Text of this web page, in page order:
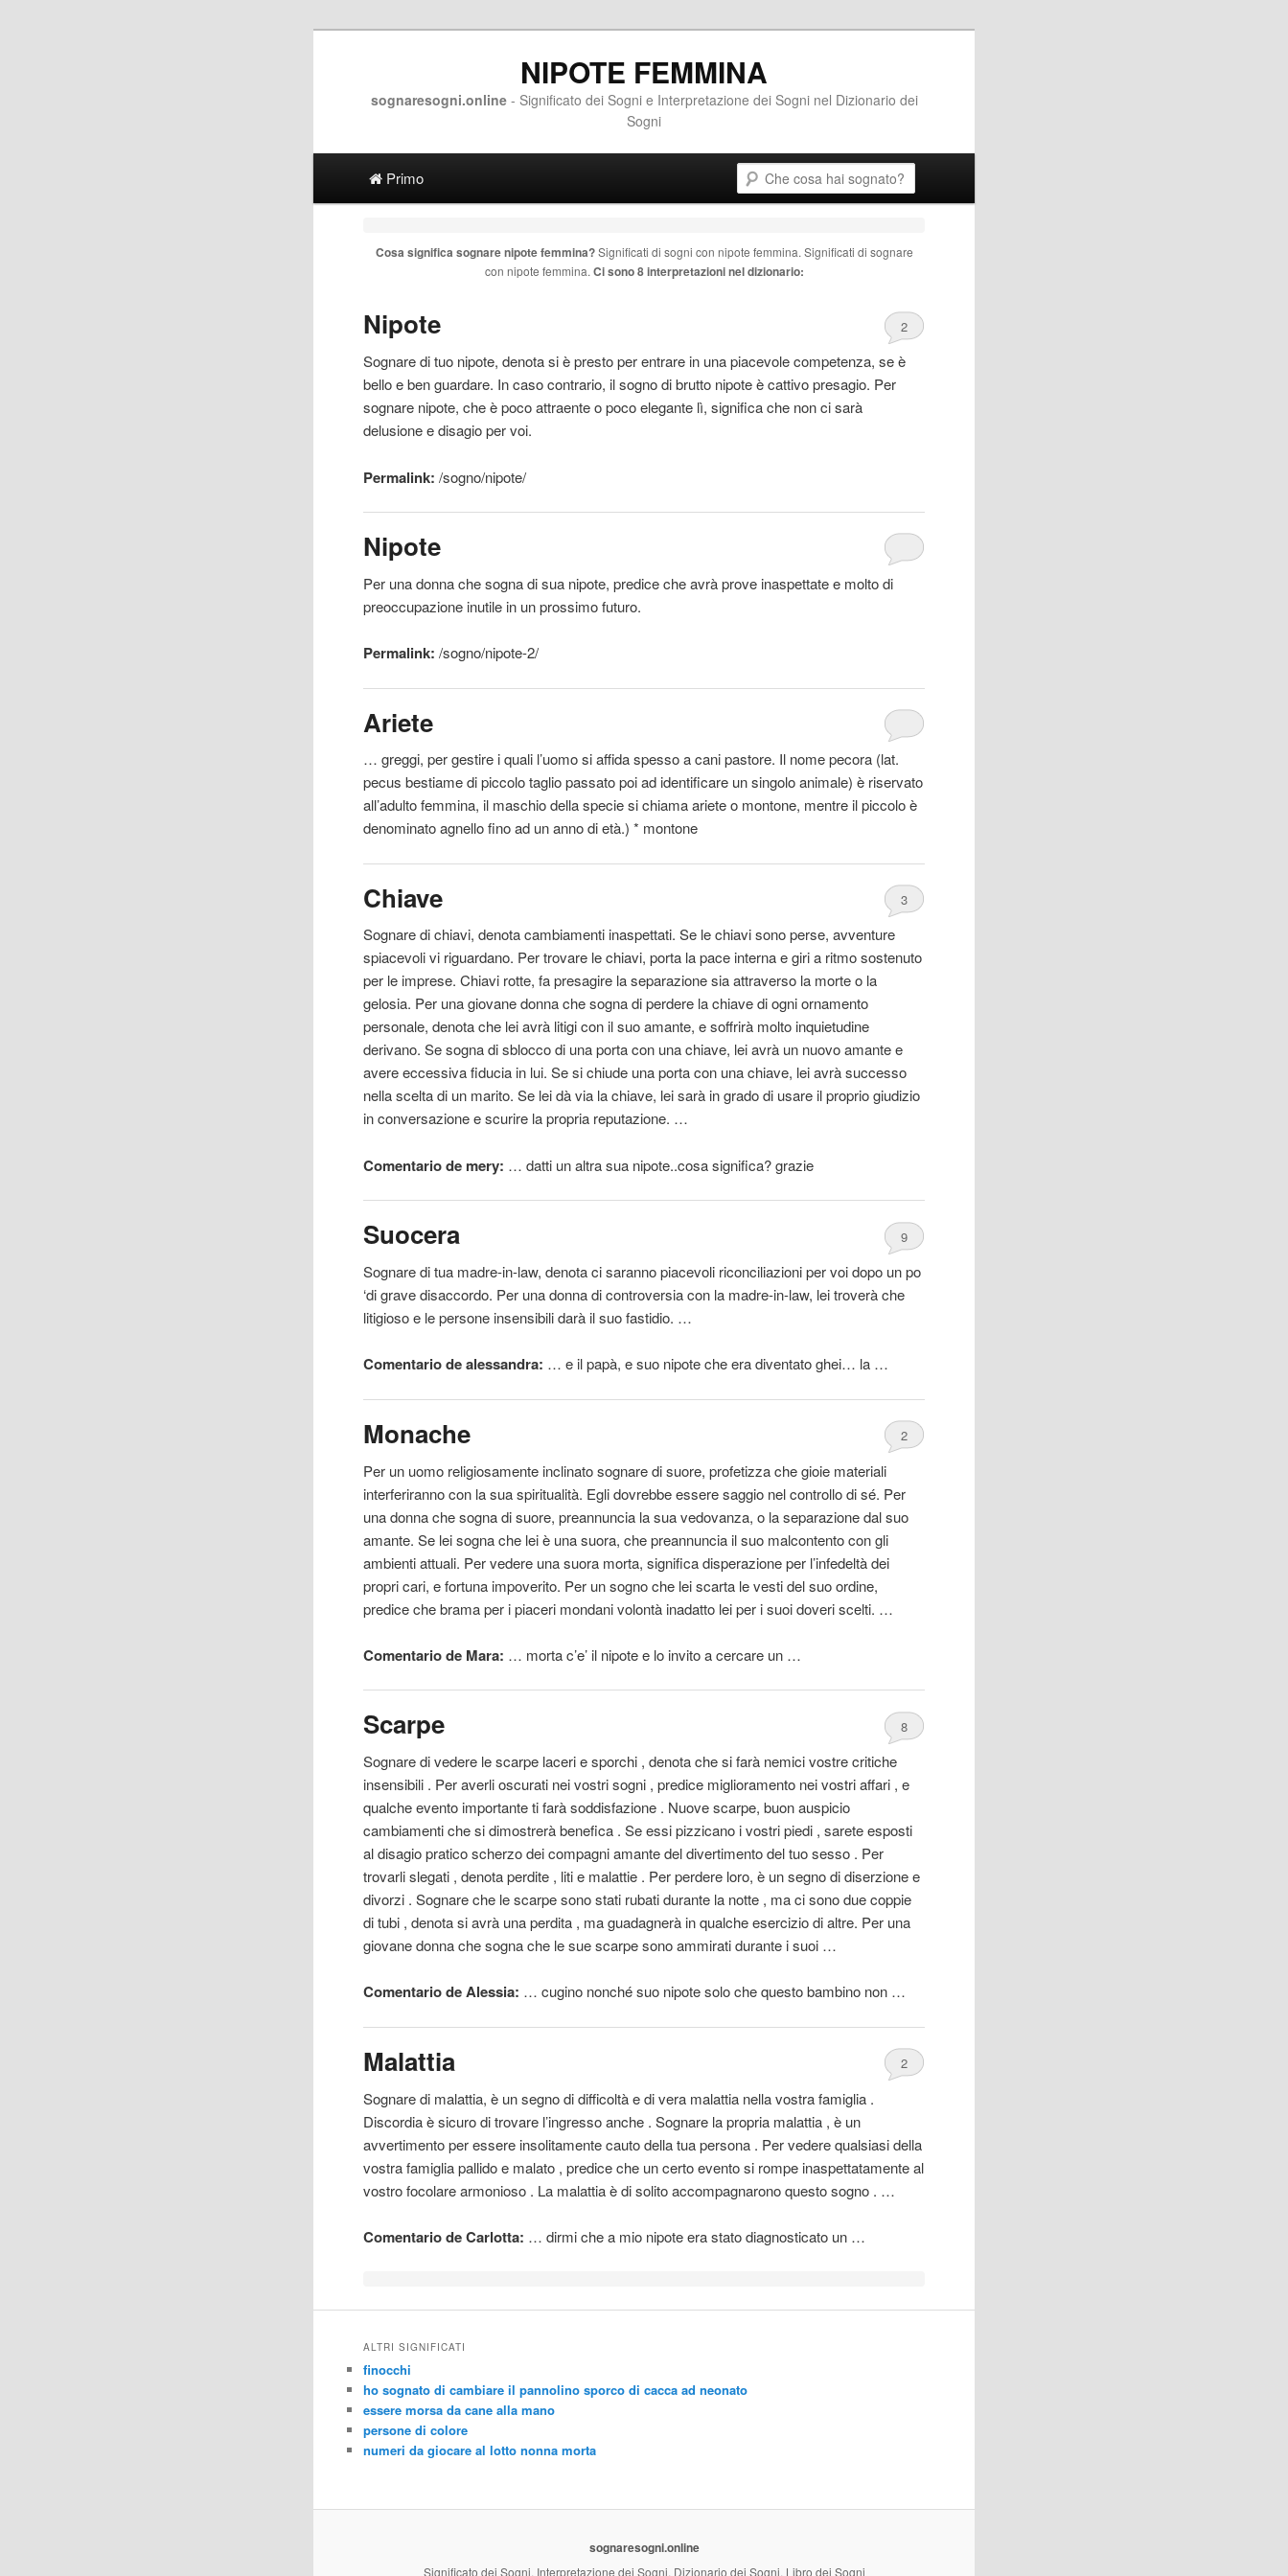
NIPOTE FEMMINA
sognaresogni.online- Significato dei Sogni e Interpretazione dei Sogni nel Dizionario dei
Sogni
Vai al contenuto principale
Vai al contenuto secondario
Primo
Cosa significa sognarenipote femmina?Significati di sogni con nipote femmina. Significati di sognare
con nipote femmina.Ci sono 8 interpretazioni nel dizionario:
Nipote 2
Sognare di tuo nipote, denota si è presto per entrare in una piacevole competenza, se è
bello e ben guardare. In caso contrario, il sogno di brutto nipoteè cattivo presagio. Per
sognare nipote, che è poco attraente o poco elegante lì, significa che non ci sarà
delusione e disagio per voi.
Permalink: /sogno/nipote/
Nipote
Per una donna che sogna di sua nipote, predice che avrà prove inaspettate e molto di
preoccupazione inutile in un prossimo futuro.
Permalink: /sogno/nipote-2/
Ariete
… greggi, per gestire i quali l’uomo si affida spesso a cani pastore. Il nome pecora (lat.
pecus bestiame di piccolo taglio passato poi ad identificare un singolo animale) è riservato
all’adultofemmina, il maschio della specie si chiama ariete o montone, mentre il piccolo è
denominato agnello fino ad un anno di età.) * montone
Chiave 3
Sognare di chiavi, denota cambiamenti inaspettati. Se le chiavi sono perse, avventure
spiacevoli vi riguardano. Per trovare le chiavi, porta la pace interna e giri a ritmo sostenuto
per le imprese. Chiavi rotte, fa presagire la separazione sia attraverso la morte o la
gelosia. Per una giovane donna che sogna di perdere la chiave di ogni ornamento
personale, denota che lei avrà litigi con il suo amante, e soffrirà molto inquietudine
derivano. Se sogna di sblocco di una porta con una chiave, lei avrà un nuovo amante e
avere eccessiva fiducia in lui. Se si chiude una porta con una chiave, lei avrà successo
nella scelta di un marito. Se lei dà via la chiave, lei sarà in grado di usare il proprio giudizio
in conversazione e scurire la propria reputazione. …
Comentario de mery: … datti un altra sua nipote..cosa significa? grazie
Suocera 9
Sognare di tua madre-in-law, denota ci saranno piacevoli riconciliazioni per voi dopo un po
‘di grave disaccordo. Per una donna di controversia con la madre-in-law, lei troverà che
litigioso e le persone insensibili darà il suo fastidio. …
Comentario de alessandra: … e il papà, e suo nipoteche era diventato ghei… la …
Monache 2
Per un uomo religiosamente inclinato sognare di suore, profetizza che gioie materiali
interferiranno con la sua spiritualità. Egli dovrebbe essere saggio nel controllo di sé. Per
una donna che sogna di suore, preannuncia la sua vedovanza, o la separazione dal suo
amante. Se lei sogna che lei è una suora, che preannuncia il suo malcontento con gli
ambienti attuali. Per vedere una suora morta, significa disperazione per l’infedeltà dei
propri cari, e fortuna impoverito. Per un sogno che lei scarta le vesti del suo ordine,
predice che brama per i piaceri mondani volontà inadatto lei per i suoi doveri scelti. …
Comentario de Mara: … morta c’e’ il nipotee lo invito a cercare un …
Scarpe 8
Sognare di vedere le scarpe laceri e sporchi , denota che si farà nemici vostre critiche
insensibili . Per averli oscurati nei vostri sogni , predice miglioramento nei vostri affari , e
qualche evento importante ti farà soddisfazione . Nuove scarpe, buon auspicio
cambiamenti che si dimostrerà benefica . Se essi pizzicano i vostri piedi , sarete esposti
al disagio pratico scherzo dei compagni amante del divertimento del tuo sesso . Per
trovarli slegati , denota perdite , liti e malattie . Per perdere loro, è un segno di diserzione e
divorzi . Sognare che le scarpe sono stati rubati durante la notte , ma ci sono due coppie
di tubi , denota si avrà una perdita , ma guadagnerà in qualche esercizio di altre. Per una
giovane donna che sogna che le sue scarpe sono ammirati durante i suoi …
Comentario de Alessia: … cugino nonché suo nipotesolo che questo bambino non …
Malattia 2
Sognare di malattia, è un segno di difficoltà e di vera malattia nella vostra famiglia .
Discordia è sicuro di trovare l’ingresso anche . Sognare la propria malattia , è un
avvertimento per essere insolitamente cauto della tua persona . Per vedere qualsiasi della
vostra famiglia pallido e malato , predice che un certo evento si rompe inaspettatamente al
vostro focolare armonioso . La malattia è di solito accompagnarono questo sogno . …
Comentario de Carlotta: … dirmi che a mio nipoteera stato diagnosticato un …
ALTRI SIGNIFICATI
finocchi
ho sognato di cambiare il pannolino sporco di cacca ad neonato
essere morsa da cane alla mano
persone di colore
numeri da giocare al lotto nonna morta
sognaresogni.online
Significato dei Sogni, Interpretazione dei Sogni, Dizionario dei Sogni, Libro dei Sogni